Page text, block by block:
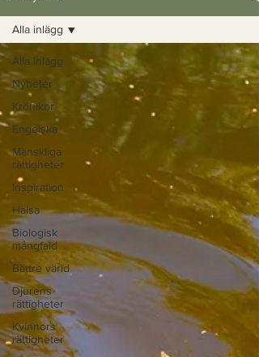
Alla inlägg
Nyheter
Krönikor
Engelska
Mänskliga
rättigheter
Inspiration
Hälsa
Biologisk
mångfald
Bättre värld
Djurens
rättigheter
Kvinnors
rättigheter
Alla inlägg